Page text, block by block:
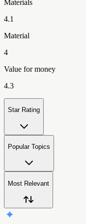
Materials
4.1
Material
4
Value for money
4.3
Star Rating
Popular Topics
Most Relevant